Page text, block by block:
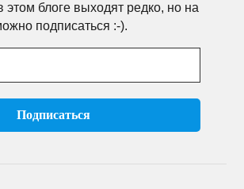
этом блоге выходят редко, но на
подписаться :-).